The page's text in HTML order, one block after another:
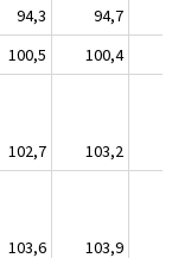
94,3
94,7
100,5
100,4
102,7
103,2
103,6 103,9